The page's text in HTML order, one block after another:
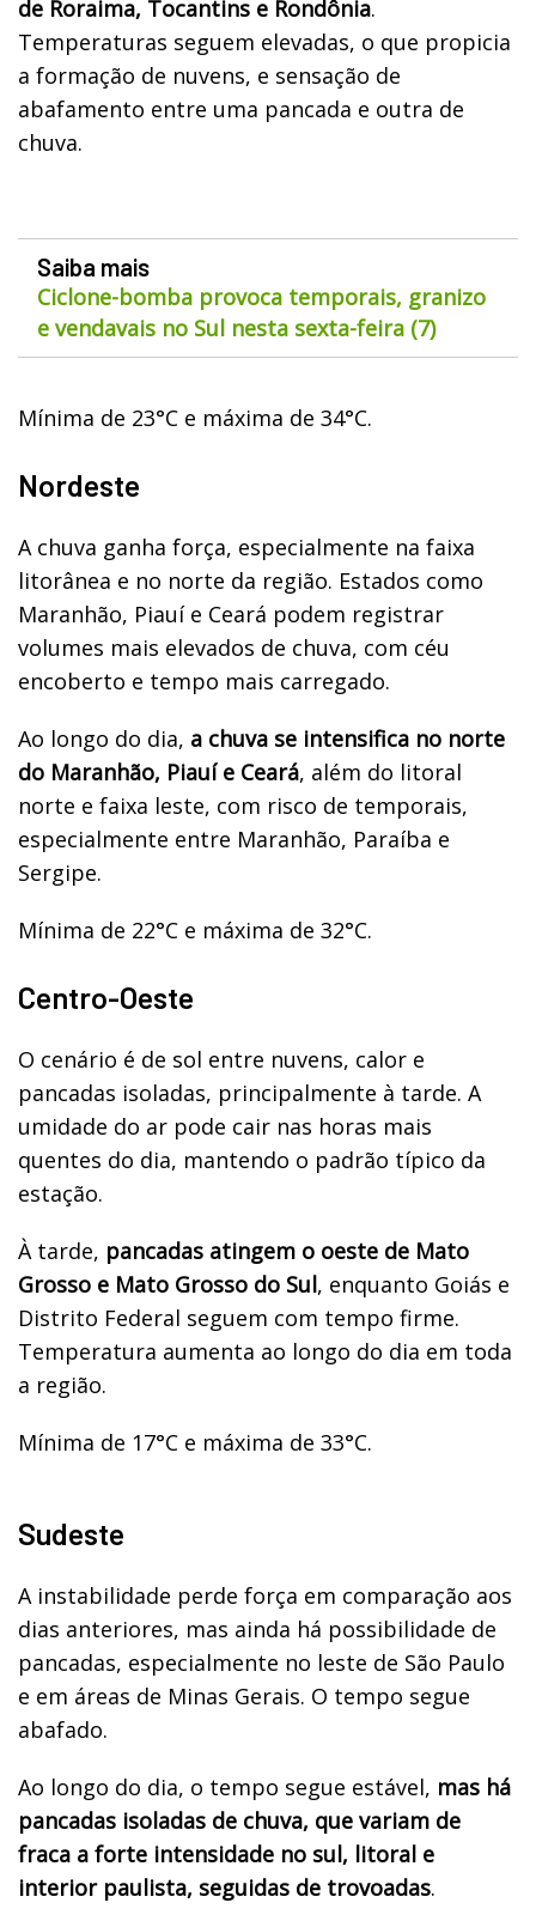
de Roraima, Tocantins e Rondônia.
Temperaturas seguem elevadas, o que propicia
a formação de nuvens, e sensação de
abafamento entre uma pancada e outra de
chuva.
Saiba mais
Ciclone-bomba provoca temporais, granizo
e vendavais no Sul nesta sexta-feira (7)
Mínima de 23°C e máxima de 34°C.
Nordeste
A chuva ganha força, especialmente na faixa
litorânea e no norte da região. Estados como
Maranhão, Piauí e Ceará podem registrar
volumes mais elevados de chuva, com céu
encoberto e tempo mais carregado.
Ao longo do dia, a chuva se intensifica no norte
do Maranhão, Piauí e Ceará, além do litoral
norte e faixa leste, com risco de temporais,
especialmente entre Maranhão, Paraíba e
Sergipe.
Mínima de 22°C e máxima de 32°C.
Centro-Oeste
O cenário é de sol entre nuvens, calor e
pancadas isoladas, principalmente à tarde. A
umidade do ar pode cair nas horas mais
quentes do dia, mantendo o padrão típico da
estação.
À tarde, pancadas atingem o oeste de Mato
Grosso e Mato Grosso do Sul, enquanto Goiás e
Distrito Federal seguem com tempo firme.
Temperatura aumenta ao longo do dia em toda
a região.
Mínima de 17°C e máxima de 33°C.
Sudeste
A instabilidade perde força em comparação aos
dias anteriores, mas ainda há possibilidade de
pancadas, especialmente no leste de São Paulo
e em áreas de Minas Gerais. O tempo segue
abafado.
Ao longo do dia, o tempo segue estável, mas há
pancadas isoladas de chuva, que variam de
fraca a forte intensidade no sul, litoral e
interior paulista, seguidas de trovoadas.